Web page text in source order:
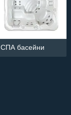
СПА басейни